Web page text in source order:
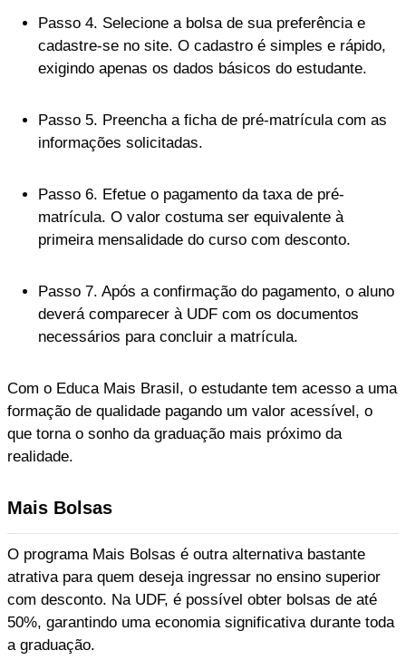
Passo 4. Selecione a bolsa de sua preferência e
cadastre-se no site. O cadastro é simples e rápido,
exigindo apenas os dados básicos do estudante.
Passo 5. Preencha a ficha de pré-matrícula com as
informações solicitadas.
Passo 6. Efetue o pagamento da taxa de pré-
matrícula. O valor costuma ser equivalente à
primeira mensalidade do curso com desconto.
Passo 7. Após a confirmação do pagamento, o aluno
deverá comparecer à UDF com os documentos
necessários para concluir a matrícula.
Com o Educa Mais Brasil, o estudante tem acesso a uma
formação de qualidade pagando um valor acessível, o
que torna o sonho da graduação mais próximo da
realidade.
Mais Bolsas
O programa Mais Bolsas é outra alternativa bastante
atrativa para quem deseja ingressar no ensino superior
com desconto. Na UDF, é possível obter bolsas de até
50%, garantindo uma economia significativa durante toda
a graduação.